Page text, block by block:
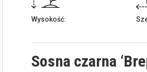
Wysokość:
Sosna czarna